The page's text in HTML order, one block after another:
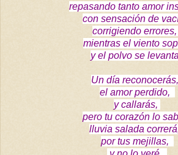
repasando tanto amor
con sensación de
corrigiendo errores,
mientras el viento
y el polvo se
Un día reconocerás,
el amor perdido,
y callarás,
pero tu corazón lo
lluvia salada
por tus mejillas,